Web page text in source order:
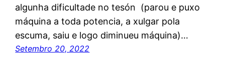
algunha dificultade no tesón (parou e puxo
máquina a toda potencia, a xulgar pola
escuma, saiu e logo diminueu máquina)…
Setembro 20, 2022